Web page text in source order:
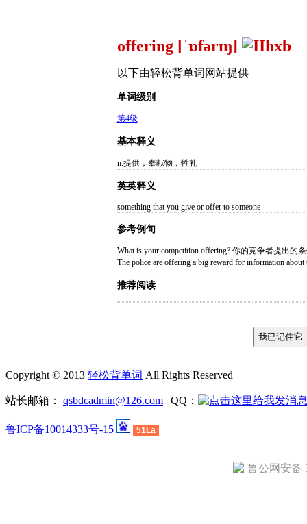
offering [ˈɒfərɪŋ]
以下由轻松背单词网站提供
单词级别
第4级
基本释义
n.提供，奉献物，牲礼
英英释义
something that you give or offer to someone
参考例句
What is your competition offering? 你的竞争者提出的
The police are offering a big reward for information
推荐阅读
Copyright © 2013 轻松背单词 All Rights Reserved
站长邮箱： qsbdcadmin@126.com | QQ：
鲁ICP备10014333号-15 51La
鲁公网安备